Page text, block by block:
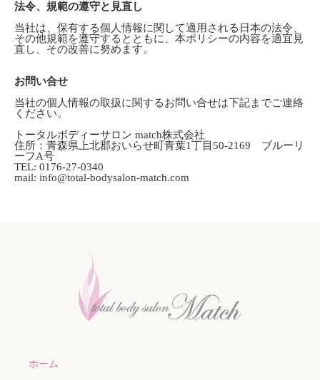
法令、規範の遵守と見直し
当社は、保有する個人情報に関して適用される日本の法令、
その他規範を遵守するとともに、本ポリシーの内容を適宜見
直し、その改善に努めます。
お問い合せ
当社の個人情報の取扱に関するお問い合せは下記までご連絡
ください。
トータルボディーサロン match株式会社
住所：青森県上北郡おいらせ町青葉1丁目50-2169 ブルーリ
ーフA号
TEL: 0176-27-0340
mail: info@total-bodysalon-match.com
ホーム